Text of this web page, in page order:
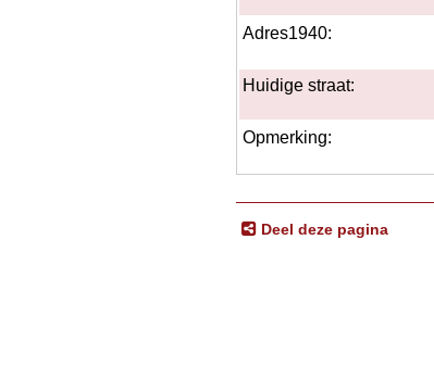
Adres1940:
Huidige straat:
Opmerking:
Deel deze pagina